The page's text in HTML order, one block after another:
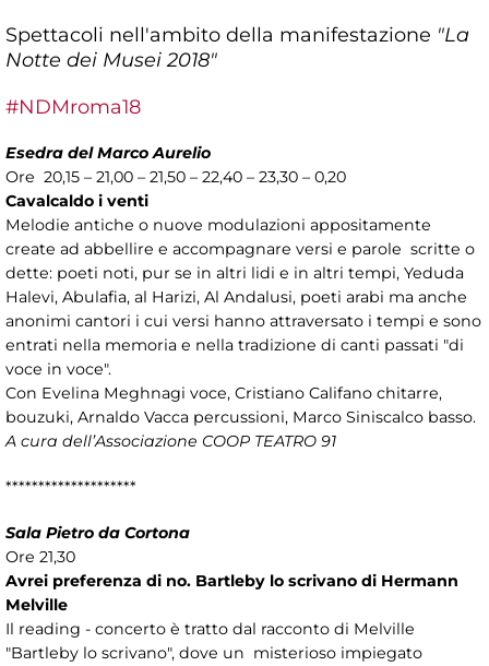
Spettacoli nell'ambito della manifestazione "La
Notte dei Musei 2018"
#NDMroma18
Esedra del Marco Aurelio
Ore 20,15 – 21,00 – 21,50 – 22,40 – 23,30 – 0,20
Cavalcaldo i venti
Melodie antiche o nuove modulazioni appositamente
create ad abbellire e accompagnare versi e parole scritte o
dette: poeti noti, pur se in altri lidi e in altri tempi, Yeduda
Halevi, Abulafia, al Harizi, Al Andalusi, poeti arabi ma anche
anonimi cantori i cui versi hanno attraversato i tempi e sono
entrati nella memoria e nella tradizione di canti passati "di
voce in voce".
Con Evelina Meghnagi voce, Cristiano Califano chitarre,
bouzuki, Arnaldo Vacca percussioni, Marco Siniscalco basso.
A cura dell’Associazione COOP TEATRO 91
********************
Sala Pietro da Cortona
Ore 21,30
Avrei preferenza di no. Bartleby lo scrivano di Hermann
Melville
Il reading - concerto è tratto dal racconto di Melville
"Bartleby lo scrivano", dove un misterioso impiegato